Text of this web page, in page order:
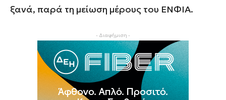
ξανά, παρά τη μείωση μέρους του ΕΝΦΙΑ.
- Διαφήμιση -